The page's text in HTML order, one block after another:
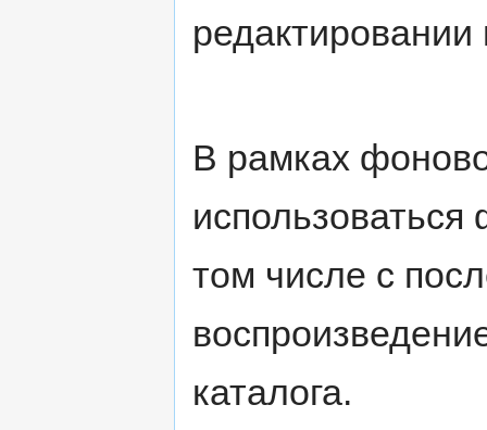
В рамках
том числе с
каталога.